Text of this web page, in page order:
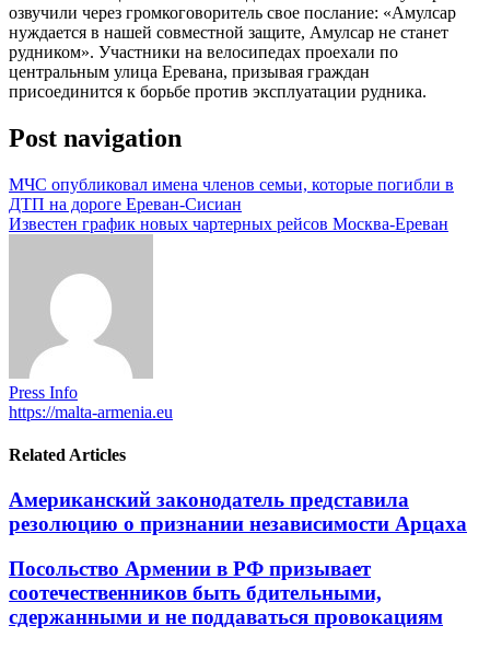
озвучили через громкоговоритель свое послание: «Амулсар
нуждается в нашей совместной защите, Амулсар не станет
рудником». Участники на велосипедах проехали по
центральным улица Еревана, призывая граждан
присоединится к борьбе против эксплуатации рудника.
Post navigation
МЧС опубликовал имена членов семьи, которые погибли в
ДТП на дороге Ереван-Сисиан
Известен график новых чартерных рейсов Москва-Ереван
Press Info
https://malta-armenia.eu
Related Articles
Американский законодатель представила
резолюцию о признании независимости Арцаха
Посольство Армении в РФ призывает
соотечественников быть бдительными,
сдержанными и не поддаваться провокациям